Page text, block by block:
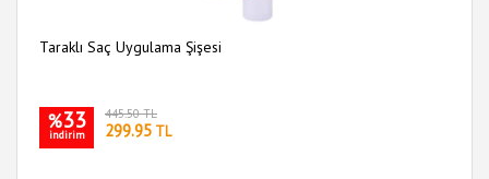
Taraklı Saç Uygulama Şişesi
%33
indirim
445.50 TL
299.95 TL